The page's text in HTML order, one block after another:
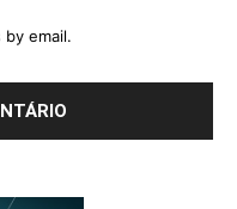
email.